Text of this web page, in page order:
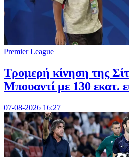
Premier League
Τρομερή κίνηση της
Μπουαντί με 130 εκατ.
07-08-2026 16:27